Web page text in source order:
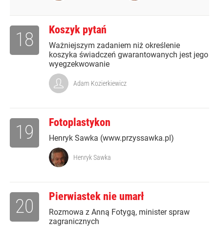
Koszyk pytań
Ważniejszym zadaniem niż określenie
koszyka świadczeń gwarantowanych jest jego
wyegzekwowanie
18
Adam Kozierkiewicz
Fotoplastykon
Henryk Sawka (www.przyssawka.pl)
19
Henryk Sawka
Pierwiastek nie umarł
Rozmowa z Anną Fotygą, minister spraw
zagranicznych
20